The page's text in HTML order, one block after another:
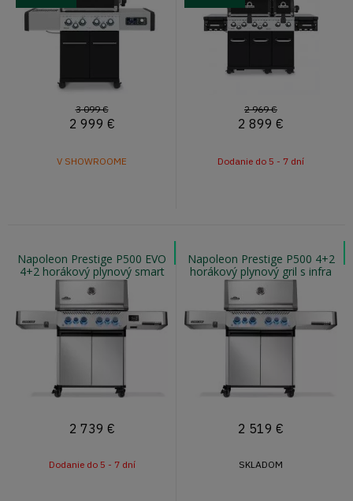
3 099 €
2 999 €
V SHOWROOME
2 969 €
2 899 €
Dodanie do 5 - 7 dní
Napoleon Prestige P500 EVO
4+2 horákový plynový smart
gril s infra horákom
2 739 €
Dodanie do 5 - 7 dní
Napoleon Prestige P500 4+2
horákový plynový gril s infra
horákom
2 519 €
SKLADOM